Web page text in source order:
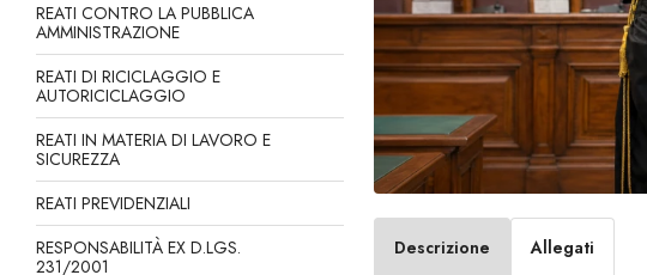
REATI CONTRO LA PUBBLICA
AMMINISTRAZIONE
REATI DI RICICLAGGIO E
AUTORICICLAGGIO
REATI IN MATERIA DI LAVORO E
SICUREZZA
REATI PREVIDENZIALI
RESPONSABILITÀ EX D.LGS.
231/2001
Descrizione Allegati